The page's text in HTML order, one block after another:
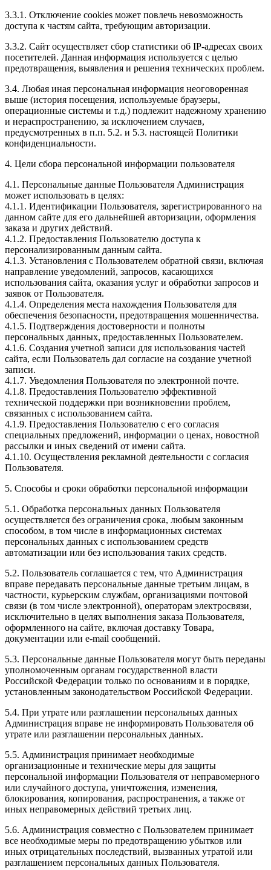
3.3.1. Отключение cookies может повлечь невозможность
доступа к частям сайта, требующим авторизации.
3.3.2. Сайт осуществляет сбор статистики об IP-адресах своих
посетителей. Данная информация используется с целью
предотвращения, выявления и решения технических проблем.
3.4. Любая иная персональная информация неоговоренная
выше (история посещения, используемые браузеры,
операционные системы и т.д.) подлежит надежному хранению
и нераспространению, за исключением случаев,
предусмотренных в п.п. 5.2. и 5.3. настоящей Политики
конфиденциальности.
4. Цели сбора персональной информации пользователя
4.1. Персональные данные Пользователя Администрация
может использовать в целях:
4.1.1. Идентификации Пользователя, зарегистрированного на
данном сайте для его дальнейшей авторизации, оформления
заказа и других действий.
4.1.2. Предоставления Пользователю доступа к
персонализированным данным сайта.
4.1.3. Установления с Пользователем обратной связи, включая
направление уведомлений, запросов, касающихся
использования сайта, оказания услуг и обработки запросов и
заявок от Пользователя.
4.1.4. Определения места нахождения Пользователя для
обеспечения безопасности, предотвращения мошенничества.
4.1.5. Подтверждения достоверности и полноты
персональных данных, предоставленных Пользователем.
4.1.6. Создания учетной записи для использования частей
сайта, если Пользователь дал согласие на создание учетной
записи.
4.1.7. Уведомления Пользователя по электронной почте.
4.1.8. Предоставления Пользователю эффективной
технической поддержки при возникновении проблем,
связанных с использованием сайта.
4.1.9. Предоставления Пользователю с его согласия
специальных предложений, информации о ценах, новостной
рассылки и иных сведений от имени сайта.
4.1.10. Осуществления рекламной деятельности с согласия
Пользователя.
5. Способы и сроки обработки персональной информации
5.1. Обработка персональных данных Пользователя
осуществляется без ограничения срока, любым законным
способом, в том числе в информационных системах
персональных данных с использованием средств
автоматизации или без использования таких средств.
5.2. Пользователь соглашается с тем, что Администрация
вправе передавать персональные данные третьим лицам, в
частности, курьерским службам, организациями почтовой
связи (в том числе электронной), операторам электросвязи,
исключительно в целях выполнения заказа Пользователя,
оформленного на сайте, включая доставку Товара,
документации или e-mail сообщений.
5.3. Персональные данные Пользователя могут быть переданы
уполномоченным органам государственной власти
Российской Федерации только по основаниям и в порядке,
установленным законодательством Российской Федерации.
5.4. При утрате или разглашении персональных данных
Администрация вправе не информировать Пользователя об
утрате или разглашении персональных данных.
5.5. Администрация принимает необходимые
организационные и технические меры для защиты
персональной информации Пользователя от неправомерного
или случайного доступа, уничтожения, изменения,
блокирования, копирования, распространения, а также от
иных неправомерных действий третьих лиц.
5.6. Администрация совместно с Пользователем принимает
все необходимые меры по предотвращению убытков или
иных отрицательных последствий, вызванных утратой или
разглашением персональных данных Пользователя.